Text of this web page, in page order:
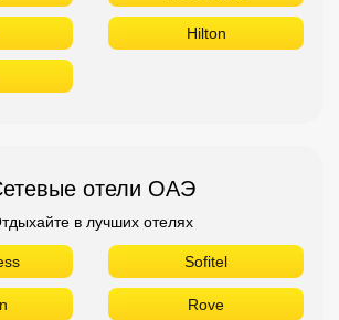
Hilton
отели ОАЭ
в лучших отелях
Sofitel
Rove